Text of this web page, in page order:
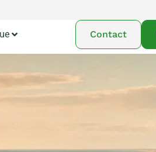
Contact